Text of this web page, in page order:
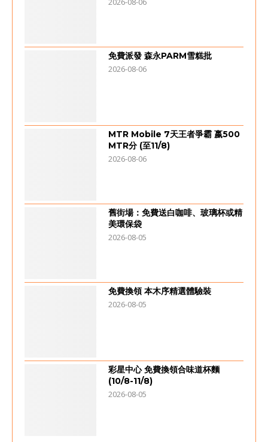
免費派發 森永PARM雪糕批
2026-08-06
MTR Mobile 7天王者爭霸 嬴500
MTR分 (至11/8)
2026-08-06
舊街場：免費送白咖啡、玻璃杯或精
美環保袋
2026-08-05
免費換領 本木序精選體驗裝
2026-08-05
彩星中心 免費換領合味道杯麵
(10/8-11/8)
2026-08-05